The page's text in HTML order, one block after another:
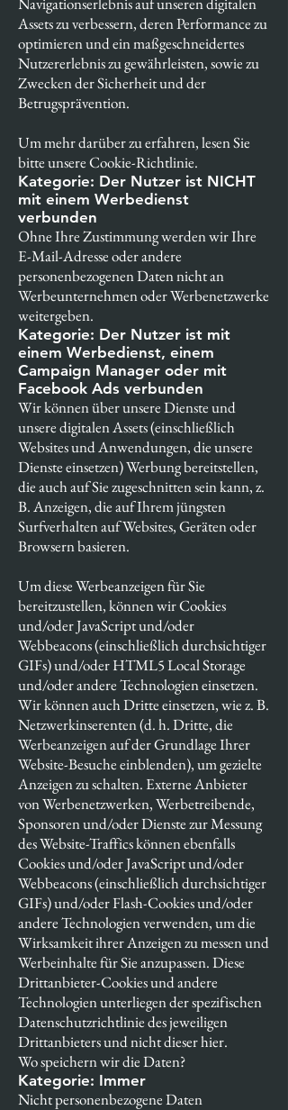
Assets zu verbessern, deren Performance zu
optimieren und ein maßgeschneidertes
Nutzererlebnis zu gewährleisten, sowie zu
Zwecken der Sicherheit und der
Betrugsprävention.
Um mehr darüber zu erfahren, lesen Sie
bitte unsere Cookie-Richtlinie.
Kategorie: Der Nutzer ist NICHT
mit einem Werbedienst
verbunden
Ohne Ihre Zustimmung werden wir Ihre
E-Mail-Adresse oder andere
personenbezogenen Daten nicht an
Werbeunternehmen oder Werbenetzwerke
weitergeben.
Kategorie: Der Nutzer ist mit
einem Werbedienst, einem
Campaign Manager oder mit
Facebook Ads verbunden
Wir können über unsere Dienste und
unsere digitalen Assets (einschließlich
Websites und Anwendungen, die unsere
Dienste einsetzen) Werbung bereitstellen,
die auch auf Sie zugeschnitten sein kann, z.
B. Anzeigen, die auf Ihrem jüngsten
Surfverhalten auf Websites, Geräten oder
Browsern basieren.
Um diese Werbeanzeigen für Sie
bereitzustellen, können wir Cookies
und/oder JavaScript und/oder
Webbeacons (einschließlich durchsichtiger
GIFs) und/oder HTML5 Local Storage
und/oder andere Technologien einsetzen.
Wir können auch Dritte einsetzen, wie z. B.
Netzwerkinserenten (d. h. Dritte, die
Werbeanzeigen auf der Grundlage Ihrer
Website-Besuche einblenden), um gezielte
Anzeigen zu schalten. Externe Anbieter
von Werbenetzwerken, Werbetreibende,
Sponsoren und/oder Dienste zur Messung
des Website-Traffics können ebenfalls
Cookies und/oder JavaScript und/oder
Webbeacons (einschließlich durchsichtiger
GIFs) und/oder Flash-Cookies und/oder
andere Technologien verwenden, um die
Wirksamkeit ihrer Anzeigen zu messen und
Werbeinhalte für Sie anzupassen. Diese
Drittanbieter-Cookies und andere
Technologien unterliegen der spezifischen
Datenschutzrichtlinie des jeweiligen
Drittanbieters und nicht dieser hier.
Wo speichern wir die Daten?
Kategorie: Immer
Nicht personenbezogene Daten